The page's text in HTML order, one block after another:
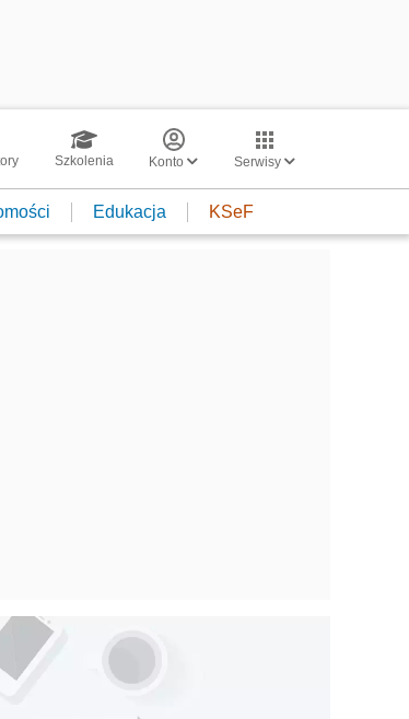
Szkolenia Konto Serwisy
Edukacja KSeF